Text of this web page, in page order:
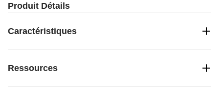
Produit Détails
Caractéristiques
Ressources